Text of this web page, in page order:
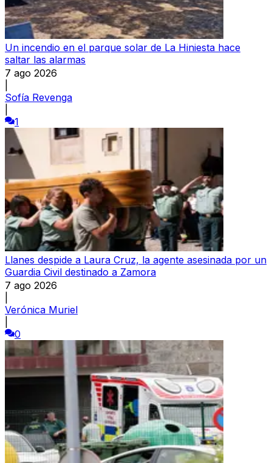
Un incendio en el parque solar de La Hiniesta hace
saltar las alarmas
7 ago 2026
Sofía Revenga
1
Llanes despide a Laura Cruz, la agente asesinada por un
Guardia Civil destinado a Zamora
7 ago 2026
Verónica Muriel
0